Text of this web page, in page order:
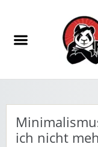
ich nicht